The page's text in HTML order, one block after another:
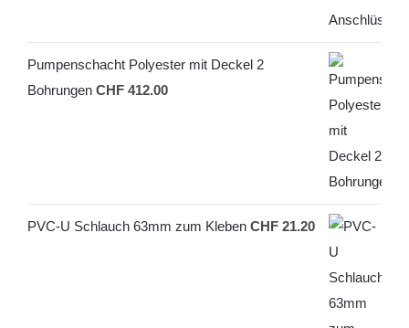
Pumpenschacht Polyester mit Deckel 2
Bohrungen CHF 412.00
PVC-U Schlauch 63mm zum Kleben CHF 21.20